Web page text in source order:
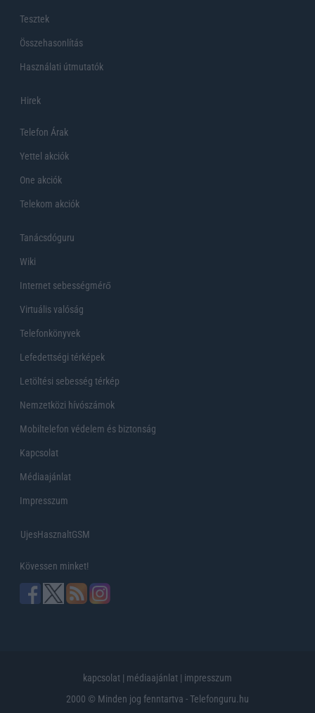
Tesztek
Összehasonlítás
Használati útmutatók
Hirek
Telefon Árak
Yettel akciók
One akciók
Telekom akciók
Tanácsdóguru
Wiki
Internet sebességmérő
Virtuális valóság
Telefonkönyvek
Lefedettségi térképek
Letöltési sebesség térkép
Nemzetközi hívószámok
Mobiltelefon védelem és biztonság
Kapcsolat
Médiaajánlat
Impresszum
UjesHasznaltGSM
Kövessen minket!
kapcsolat | médiaajánlat | impresszum
2000 © Minden jog fenntartva - Telefonguru.hu